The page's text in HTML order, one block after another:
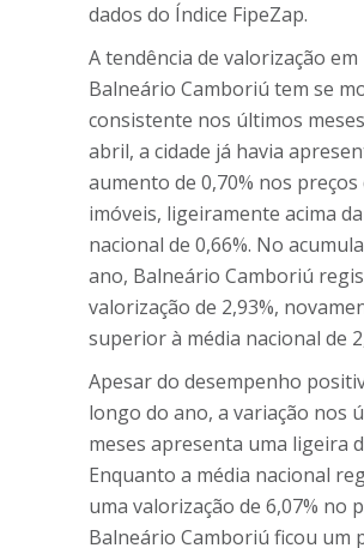
dados do Índice FipeZap.
A tendência de valorização em
Balneário Camboriú tem se
consistente nos últimos
abril, a cidade já havia
aumento de 0,70% nos preços
imóveis, ligeiramente acima
nacional de 0,66%. No
ano, Balneário Camboriú
valorização de 2,93%,
superior à média nacional de
Apesar do desempenho
longo do ano, a variação nos
meses apresenta uma ligeira
Enquanto a média nacional
uma valorização de 6,07% no
Balneário Camboriú ficou um